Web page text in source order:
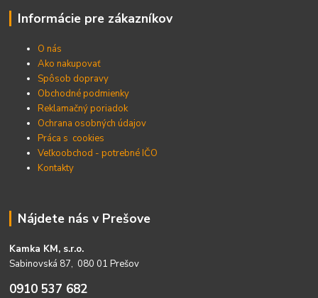
Informácie pre zákazníkov
O nás
Ako nakupovať
Spôsob dopravy
Obchodné podmienky
Reklamačný poriadok
Ochrana osobných údajov
Práca s cookies
Veľkoobchod - potrebné IČO
Kontakty
Nájdete nás v Prešove
Kamka KM, s.r.o.
Sabinovská 87, 080 01 Prešov
0910 537 682